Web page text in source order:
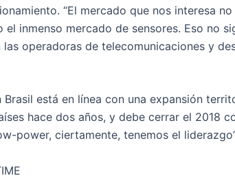
“El mercado que nos interesa
el inmenso mercado de sensores. Eso no
operadoras de telecomunicaciones y
Brasil está en línea con una expansión
hace dos años, y debe cerrar el 2018
power, ciertamente, tenemos el